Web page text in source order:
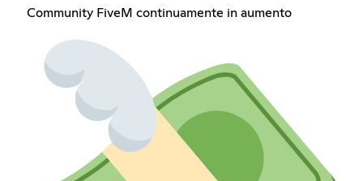
Community FiveM continuamente in aumento